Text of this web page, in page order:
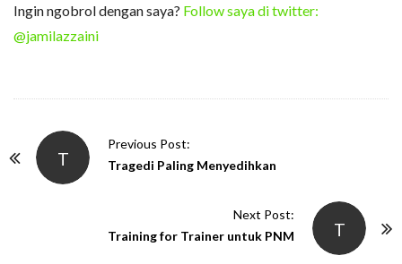
Ingin ngobrol dengan saya? Follow saya di twitter:
@jamilazzaini
T
Previous Post:
Tragedi Paling Menyedihkan
T
Next Post:
Training for Trainer untuk PNM